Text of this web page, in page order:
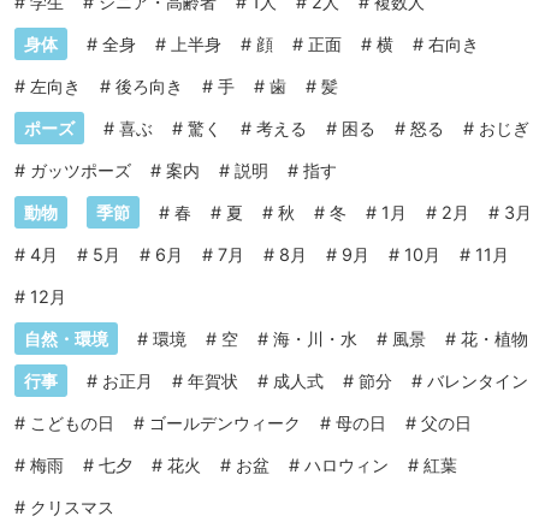
身体 # 全身 # 上半身 # 顔 # 正面 # 横 # 右向き
# 左向き # 後ろ向き # 手 # 歯 # 髪
ポーズ # 喜ぶ # 驚く # 考える # 困る # 怒る # おじぎ
# ガッツポーズ # 案内 # 説明 # 指す
動物 季節 # 春 # 夏 # 秋 # 冬 # 1月 # 2月 # 3月
# 4月 # 5月 # 6月 # 7月 # 8月 # 9月 # 10月 # 11月
# 12月
自然・環境 # 環境 # 空 # 海・川・水 # 風景 # 花・植物
行事 # お正月 # 年賀状 # 成人式 # 節分 # バレンタイン
# こどもの日 # ゴールデンウィーク # 母の日 # 父の日
# 梅雨 # 七夕 # 花火 # お盆 # ハロウィン # 紅葉
# クリスマス